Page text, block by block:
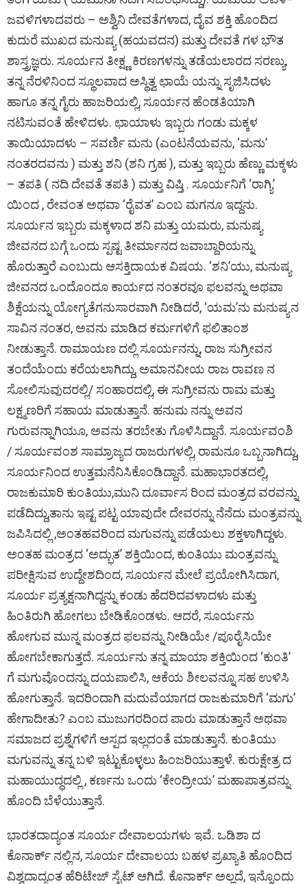
ಜವಳಿಗಳಾದವರು – ಅಶ್ವಿನಿ ದೇವತೆಗಳಾದ, ದೈವ ಶಕ್ತಿ ಹೊಂದಿದ
ಕುದುರೆ ಮುಖದ ಮನುಷ್ಯ (ಹಯವದನ) ಮತ್ತು ದೇವತೆ ಗಳ ಭೌತ
ಶಾಸ್ತ್ರಜ್ಞರು. ಸೂರ್ಯನ ತೀಕ್ಷ್ಣ ಕಿರಣಗಳನ್ನು ತಡೆಯಲಾರದ ಸರಣ್ಯು,
ತನ್ನ ನೆರಳಿನಿಂದ ಸ್ಥೂಲವಾದ ಅಸ್ಥಿತ್ವ ಛಾಯೆ ಯನ್ನು ಸೃಜಿಸಿದಳು
ಹಾಗೂ ತನ್ನ ಗೈರು ಹಾಜರಿಯಲ್ಲಿ, ಸೂರ್ಯನ ಹೆಂಡತಿಯಾಗಿ
ನಟಿಸುವಂತೆ ಹೇಳಿದಳು. ಛಾಯಾಳು ಇಬ್ಬರು ಗಂಡು ಮಕ್ಕಳ
ತಾಯಿಯಾದಳು – ಸವರ್ಣಿ ಮನು (ಎಂಟನೆಯವನು, ‘ಮನು’
ನಂತರದವನು ) ಮತ್ತು ಶನಿ (ಶನಿ ಗ್ರಹ ), ಮತ್ತು ಇಬ್ಬರು ಹೆಣ್ಣು ಮಕ್ಕಳು
– ತಪತಿ ( ನದಿ ದೇವತೆ ತಪತಿ ) ಮತ್ತು ವಿಷ್ತಿ . ಸೂರ್ಯನಿಗೆ ‘ರಾಗ್ಯಿ’
ಯಿಂದ , ರೇವಂತ ಅಥವಾ ‘ರೈವತ’ ಎಂಬ ಮಗನೂ ಇದ್ದನು.
ಸೂರ್ಯನ ಇಬ್ಬರು ಮಕ್ಕಳಾದ ಶನಿ ಮತ್ತು ಯಮರು, ಮನುಷ್ಯ
ಜೀವನದ ಬಗ್ಗೆ ಒಂದು ಸ್ಪಷ್ಟ ತೀರ್ಮಾನದ ಜವಾಬ್ದಾರಿಯನ್ನು
ಹೊರುತ್ತಾರೆ ಎಂಬುದು ಆಸಕ್ತಿದಾಯಕ ವಿಷಯ. ‘ಶನಿ’ಯು, ಮನುಷ್ಯ
ಜೀವನದ ಒಂದೊಂದೂ ಕಾರ್ಯದ ನಂತರವೂ ಫಲವನ್ನು ಅಥವಾ
ಶಿಕ್ಷೆಯನ್ನು ಯೋಗ್ಯತೆಗನುಸಾರವಾಗಿ ನೀಡಿದರೆ, ‘ಯಮ’ನು ಮನುಷ್ಯನ
ಸಾವಿನ ನಂತರ, ಅವನು ಮಾಡಿದ ಕರ್ಮಗಳಿಗೆ ಫಲಿತಾಂಶ
ನೀಡುತ್ತಾನೆ. ರಾಮಾಯಣ ದಲ್ಲಿ ಸೂರ್ಯನನ್ನು, ರಾಜ ಸುಗ್ರೀವನ
ತಂದೆಯೆಂದು ಕರೆಯಲಾಗಿದ್ದು, ಅಮಾನವೀಯ ರಾಜ ರಾವಣ ನ
ಸೋಲಿಸುವುದರಲ್ಲಿ/ ಸಂಹಾರದಲ್ಲಿ, ಈ ಸುಗ್ರೀವನು ರಾಮ ಮತ್ತು
ಲಕ್ಷ್ಮಣರಿಗೆ ಸಹಾಯ ಮಾಡುತ್ತಾನೆ. ಹನುಮ ನನ್ನು ಅವನ
ಗುರುವನ್ನಾಗಿಯೂ, ಅವನು ತರಬೇತು ಗೊಳಿಸಿದ್ದಾನೆ. ಸೂರ್ಯವಂಶಿ
/ ಸೂರ್ಯವಂಶ ಸಾಮ್ರಾಜ್ಯದ ರಾಜರುಗಳಲ್ಲಿ, ರಾಮನೂ ಒಬ್ಬನಾಗಿದ್ದು,
ಸೂರ್ಯನಿಂದ ಉತ್ತಮನೆನಿಸಿಕೊಂಡಿದ್ದಾನೆ. ಮಹಾಭಾರತದಲ್ಲಿ,
ರಾಜಕುಮಾರಿ ಕುಂತಿಯು,ಮುನಿ ದೂರ್ವಾಸ ರಿಂದ ಮಂತ್ರದ ವರವನ್ನು
ಪಡೆದಿದ್ದು,ತಾನು ಇಷ್ಟ ಪಟ್ಟ ಯಾವುದೇ ದೇವರನ್ನು ನೆನೆದು ಮಂತ್ರವನ್ನು
ಜಪಿಸಿದಲ್ಲಿ ,ಅಂತಹವರಿಂದ ಮಗುವನ್ನು ಪಡೆಯಲು ಶಕ್ತಳಾಗಿದ್ದಳು.
ಅಂತಹ ಮಂತ್ರದ ‘ಅದ್ಭುತ’ ಶಕ್ತಿಯಿಂದ, ಕುಂತಿಯು ಮಂತ್ರವನ್ನು
ಪರೀಕ್ಷಿಸುವ ಉದ್ದೇಶದಿಂದ, ಸೂರ್ಯನ ಮೇಲೆ ಪ್ರಯೋಗಿಸಿದಾಗ,
ಸೂರ್ಯ ಪ್ರತ್ಯಕ್ಷನಾಗಿದ್ದನ್ನು ಕಂಡು ಹೆದರಿದವಳಾದಳು ಮತ್ತು
ಹಿಂತಿರುಗಿ ಹೋಗಲು ಬೇಡಿಕೊಂಡಳು. ಆದರೆ, ಸೂರ್ಯನು
ಹೋಗುವ ಮುನ್ನ ಮಂತ್ರದ ಫಲವನ್ನು ನೀಡಿಯೇ /ಪೂರೈಸಿಯೇ
ಹೋಗಬೇಕಾಗುತ್ತದೆ. ಸೂರ್ಯನು ತನ್ನ ಮಾಯಾ ಶಕ್ತಿಯಿಂದ ‘ಕುಂತಿ’
ಗೆ ಮಗುವೊಂದನ್ನು ದಯಪಾಲಿಸಿ, ಆಕೆಯ ಶೀಲವನ್ನೂ ಸಹ ಉಳಿಸಿ
ಹೋಗುತ್ತಾನೆ. ಇದರಿಂದಾಗಿ ಮದುವೆಯಾಗದ ರಾಜಕುಮಾರಿಗೆ ‘ಮಗು’
ಹೇಗಾದೀತು? ಎಂಬ ಮುಜುಗರದಿಂದ ಪಾರು ಮಾಡುತ್ತಾನೆ ಅಥವಾ
ಸಮಾಜದ ಪ್ರಶ್ನೆಗಳಿಗೆ ಆಸ್ಪದ ಇಲ್ಲದಂತೆ ಮಾಡುತ್ತಾನೆ. ಕುಂತಿಯು
ಮಗುವನ್ನು ತನ್ನ ಬಳಿ ಇಟ್ಟುಕೊಳ್ಳಲು ಹಿಂಜರಿಯುತ್ತಾಳೆ. ಕುರುಕ್ಷೇತ್ರ ದ
ಮಹಾಯುದ್ಧದಲ್ಲಿ , ಕರ್ಣನು ಒಂದು ‘ಕೇಂದ್ರೀಯ’ ಮಹಾಪಾತ್ರವನ್ನು
ಹೊಂದಿ ಬೆಳೆಯುತ್ತಾನೆ.
ಭಾರತದಾದ್ಯಂತ ಸೂರ್ಯ ದೇವಾಲಯಗಳು ಇವೆ. ಒಡಿಶಾ ದ
ಕೊನಾರ್ಕ್ ನಲ್ಲಿನ, ಸೂರ್ಯ ದೇವಾಲಯ ಬಹಳ ಪ್ರಖ್ಯಾತಿ ಹೊಂದಿದ
ವಿಶ್ವದಾದ್ಯಂತ ಹೆರಿಟೇಜ್ ಸೈಟ್ ಆಗಿದೆ. ಕೊನಾರ್ಕ್ ಅಲ್ಲದೆ, ಇನ್ನೊಂದು